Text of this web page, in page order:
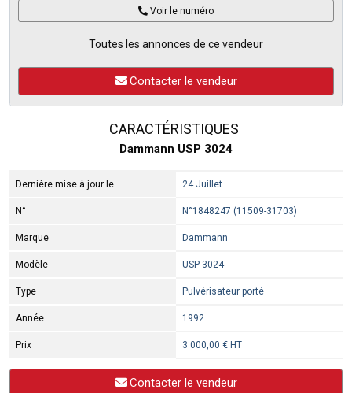
Voir le numéro
Toutes les annonces de ce vendeur
Contacter le vendeur
CARACTÉRISTIQUES
Dammann USP 3024
Dernière mise à jour le 24 Juillet
N° N°1848247 (11509-31703)
Marque Dammann
Modèle USP 3024
Type Pulvérisateur porté
Année 1992
Prix 3 000,00 € HT
Contacter le vendeur